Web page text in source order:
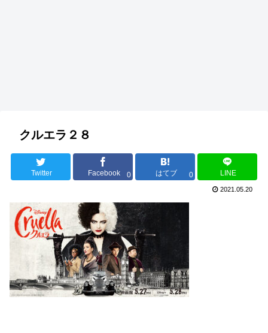
クルエラ２８
Twitter Facebook 0 はてブ 0 LINE
2021.05.20